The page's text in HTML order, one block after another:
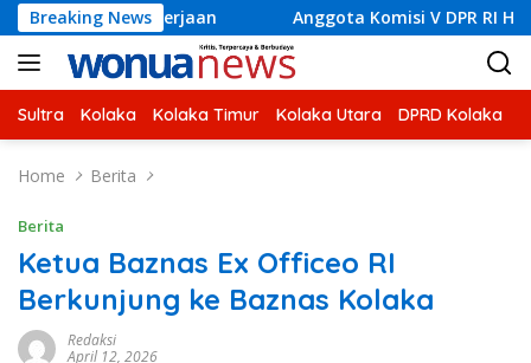
Skip
to
content
Breaking News
Anggota Komisi V DPR RI H Ahmad Safei Didampingi Bupati
Sultra Kolaka Kolaka Timur Kolaka Utara DPRD Kolaka
Home Berita
Berita
Ketua Baznas Ex Officeo RI
Berkunjung ke Baznas Kolaka
Redaksi
April 12, 2026